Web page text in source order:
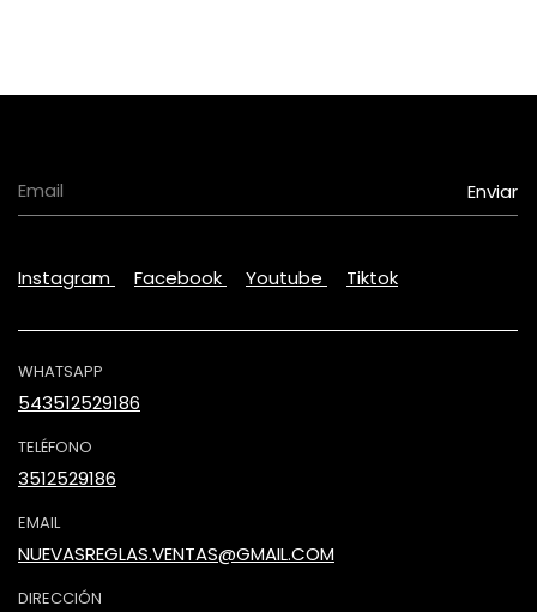
Instagram Facebook Youtube Tiktok
WHATSAPP
543512529186
TELÉFONO
3512529186
EMAIL
NUEVASREGLAS.VENTAS@GMAIL.COM
DIRECCIÓN